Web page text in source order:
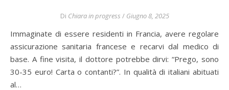
Di Chiara in progress / Giugno 8, 2025
Immaginate di essere residenti in Francia, avere regolare
assicurazione sanitaria francese e recarvi dal medico di
base. A fine visita, il dottore potrebbe dirvi: “Prego, sono
30-35 euro! Carta o contanti?”. In qualità di italiani abituati
al…